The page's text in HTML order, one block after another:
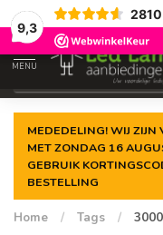
9,3
2810
Gegarandeerde de
MENU
MEDEDELING! WIJ
MET ZONDAG 16
GEBRUIK
BESTELLING
Home / Tags /